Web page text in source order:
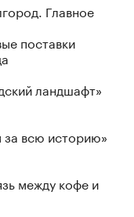
Главное
поставки
ландшафт»
всю историю»
между кофе и